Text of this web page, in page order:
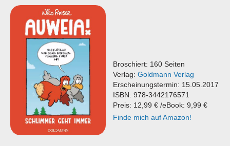
Broschiert: 160 Seiten
Verlag: Goldmann Verlag
Erscheinungstermin: 15.05.2017
ISBN: 978-3442176571
Preis: 12,99 € /eBook: 9,99 €
Finde mich auf Amazon!